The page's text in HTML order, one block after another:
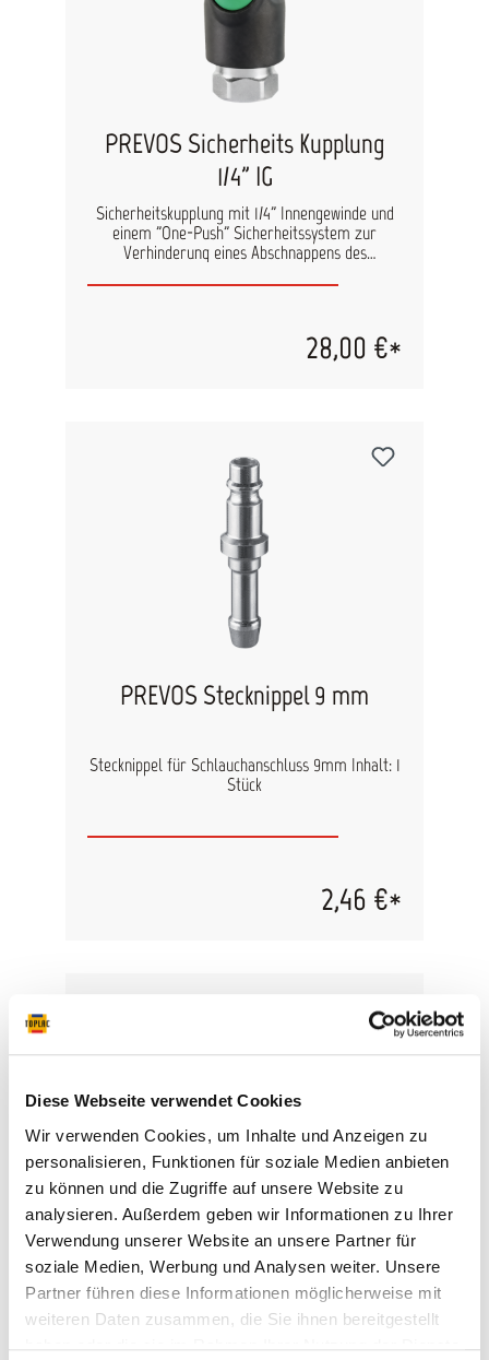
Diese Webseite verwendet Cookies
Wir verwenden Cookies, um Inhalte und Anzeigen zu
personalisieren, Funktionen für soziale Medien anbieten
zu können und die Zugriffe auf unsere Website zu
analysieren. Außerdem geben wir Informationen zu Ihrer
Verwendung unserer Website an unsere Partner für
soziale Medien, Werbung und Analysen weiter. Unsere
Partner führen diese Informationen möglicherweise mit
weiteren Daten zusammen, die Sie ihnen bereitgestellt
PREVOS Sicherheits Kupplung
1/4" IG
Sicherheitskupplung mit 1/4" Innengewinde und
einem "One-Push" Sicherheitssystem zur
Verhinderung eines Abschnappens des
28,00 €*
PREVOS Stecknippel 9 mm
Stecknippel für Schlauchanschluss 9mm Inhalt: 1
Stück
2,46 €*
Doppelnippel DN-MS-G1/2axG1/2a
SB
Doppelnippel DN-MS-G1/2axG1/2a SB